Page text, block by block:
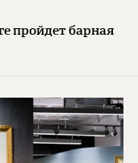
пройдет барная